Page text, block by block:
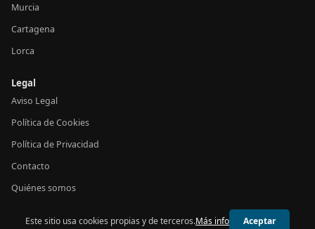
Murcia
Cartagena
Lorca
Legal
Aviso Legal
Política de Cookies
Política de Privacidad
Contacto
Quiénes somos
© 2026 24h Murcia
Este sitio usa cookies propias y de terceros.Más info Aceptar